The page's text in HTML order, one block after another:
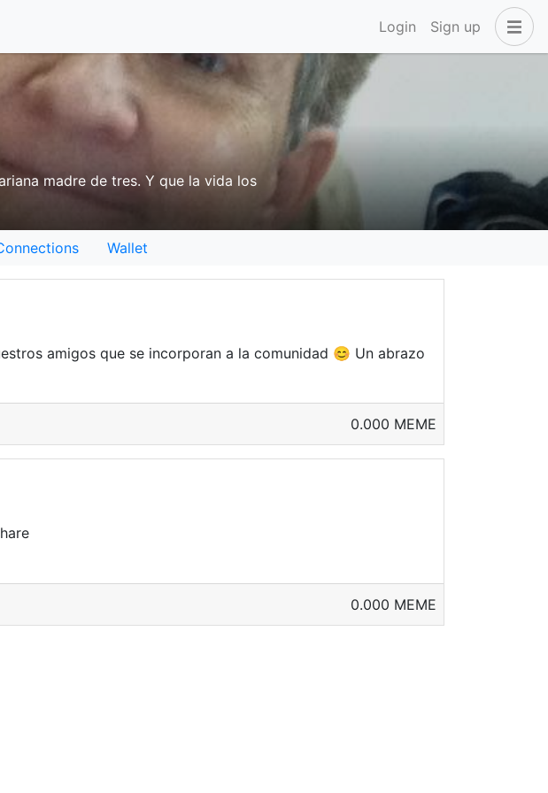
Login Sign up
madre de tres. Y que la vida los
Wallet
amigos que se incorporan a la comunidad 😊 Un abrazo
0.000 MEME
0.000 MEME